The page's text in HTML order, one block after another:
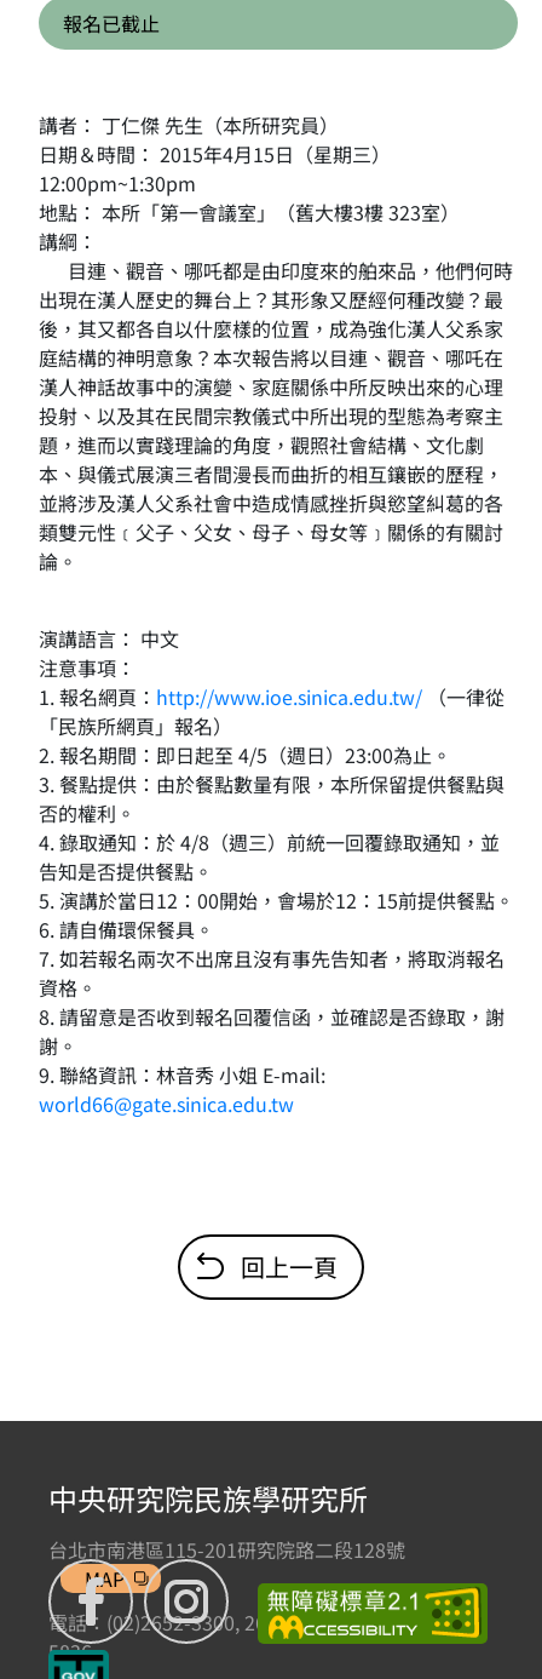
報名已截止
講者： 丁仁傑 先生（本所研究員）
日期＆時間： 2015年4月15日（星期三）
12:00pm~1:30pm
地點： 本所「第一會議室」（舊大樓3樓 323室）
講綱：
目連、觀音、哪吒都是由印度來的舶來品，他們何時
出現在漢人歷史的舞台上？其形象又歷經何種改變？最
後，其又都各自以什麼樣的位置，成為強化漢人父系家
庭結構的神明意象？本次報告將以目連、觀音、哪吒在
漢人神話故事中的演變、家庭關係中所反映出來的心理
投射、以及其在民間宗教儀式中所出現的型態為考察主
題，進而以實踐理論的角度，觀照社會結構、文化劇
本、與儀式展演三者間漫長而曲折的相互鑲嵌的歷程，
並將涉及漢人父系社會中造成情感挫折與慾望糾葛的各
類雙元性﹝父子、父女、母子、母女等﹞關係的有關討
論。
演講語言： 中文
注意事項：
1. 報名網頁： http://www.ioe.sinica.edu.tw/ （一律從
「民族所網頁」報名）
2. 報名期間：即日起至 4/5（週日）23:00為止。
3. 餐點提供：由於餐點數量有限，本所保留提供餐點與
否的權利。
4. 錄取通知：於 4/8（週三）前統一回覆錄取通知，並
告知是否提供餐點。
5. 演講於當日12：00開始，會場於12：15前提供餐點。
6. 請自備環保餐具。
7. 如若報名兩次不出席且沒有事先告知者，將取消報名
資格。
8. 請留意是否收到報名回覆信函，並確認是否錄取，謝
謝。
9. 聯絡資訊：林音秀 小姐 E-mail:
world66@gate.sinica.edu.tw
回上一頁
中央研究院民族學研究所
台北市南港區115-201研究院路二段128號
MAP
電話：(02)2652-3300, 2652-3301 傳真：(02)2785-
5836